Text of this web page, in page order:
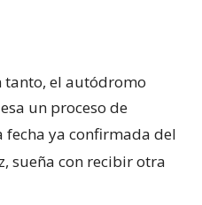
tanto, el autódromo
un proceso de
fecha ya confirmada del
sueña con recibir otra